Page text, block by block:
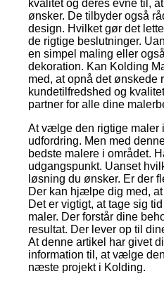
kvalitet og deres evne til,
ønsker. De tilbyder også
design. Hvilket gør det
de rigtige beslutninger.
en simpel maling eller
dekoration. Kan Kolding
med, at opnå det ønskede
kundetilfredshed og
partner for alle dine
At vælge den rigtige maler
udfordring. Men med
bedste malere i området.
udgangspunkt. Uanset
løsning du ønsker. Er der
Der kan hjælpe dig med,
Det er vigtigt, at tage sig
maler. Der forstår dine
resultat. Der lever op til
At denne artikel har givet
information til, at vælge
næste projekt i Kolding.